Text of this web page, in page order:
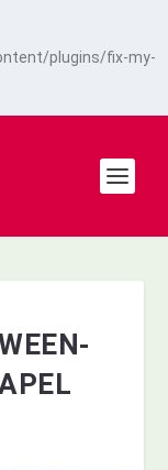
plugins/fix-my-